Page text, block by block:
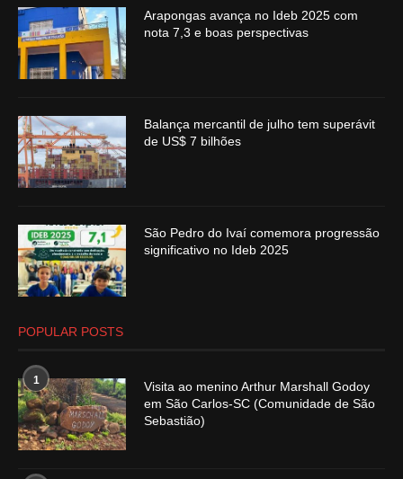
Arapongas avança no Ideb 2025 com
nota 7,3 e boas perspectivas
Balança mercantil de julho tem superávit
de US$ 7 bilhões
São Pedro do Ivaí comemora progressão
significativo no Ideb 2025
POPULAR POSTS
1
Visita ao menino Arthur Marshall Godoy
em São Carlos-SC (Comunidade de São
Sebastião)